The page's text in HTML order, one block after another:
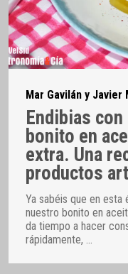
Mar Gavilán y Javier
Endibias
bonito en
extra. Una
productos
Ya sabéis que en esta
nuestro bonito en
da tiempo a hacer
rápidamente, …